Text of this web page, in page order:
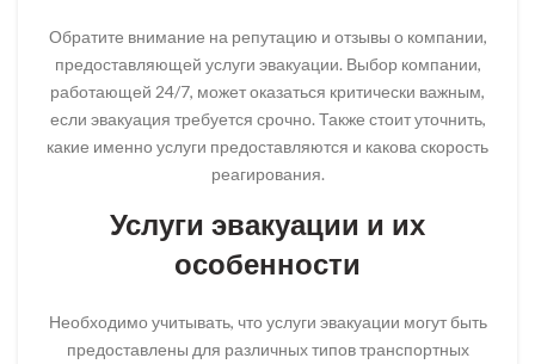
Обратите внимание на репутацию и отзывы о компании,
предоставляющей услуги эвакуации. Выбор компании,
работающей 24/7, может оказаться критически важным,
если эвакуация требуется срочно. Также стоит уточнить,
какие именно услуги предоставляются и какова скорость
реагирования.
Услуги эвакуации и их
особенности
Необходимо учитывать, что услуги эвакуации могут быть
предоставлены для различных типов транспортных